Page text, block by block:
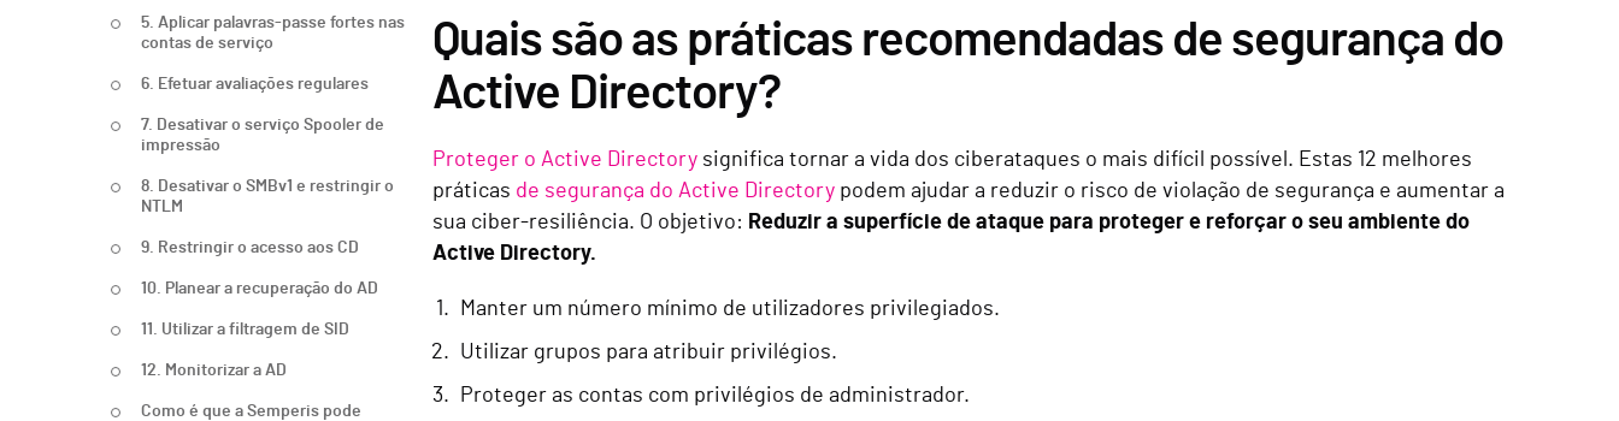
5. Aplicar palavras-passe fortes nas
contas de serviço
6. Efetuar avaliações regulares
7. Desativar o serviço Spooler de
impressão
8. Desativar o SMBv1 e restringir o
NTLM
9. Restringir o acesso aos CD
10. Planear a recuperação do AD
11. Utilizar a filtragem de SID
12. Monitorizar a AD
Como é que a Semperis pode
Quais são as práticas recomendadas de segurança do
Active Directory?
Proteger o Active Directory significa tornar a vida dos ciberataques o mais difícil possível. Estas 12 melhores
práticas de segurança do Active Directory podem ajudar a reduzir o risco de violação de segurança e aumentar a
sua ciber-resiliência. O objetivo: Reduzir a superfície de ataque para proteger e reforçar o seu ambiente do
Active Directory.
Manter um número mínimo de utilizadores privilegiados.
Utilizar grupos para atribuir privilégios.
Proteger as contas com privilégios de administrador.